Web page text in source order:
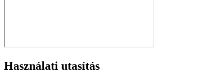
Használati utasítás